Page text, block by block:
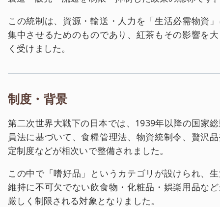
この統制は、資源・輸送・人力を「生活必需物資
集中させるためのものであり、紅茶もその影響を
く受けました。
制度・背景
第二次世界大戦下の日本では、1939年以降の国家
員法に基づいて、食糧管理法、物資統制令、贅沢
定制度などが相次いで整備されました。
この中で「嗜好品」というカテゴリが設けられ、
維持に不可欠でない飲食物・化粧品・娯楽用品な
厳しく制限される対象となりました。